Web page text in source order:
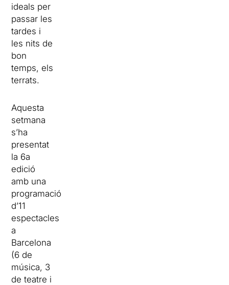
ideals per
passar les
tardes i
les nits de
bon
temps, els
terrats.
Aquesta
setmana
s’ha
presentat
la 6a
edició
amb una
programació
d’11
espectacles
a
Barcelona
(6 de
música, 3
de teatre i